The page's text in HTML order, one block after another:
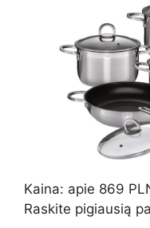
Kaina: apie 869
Raskite pigiausią